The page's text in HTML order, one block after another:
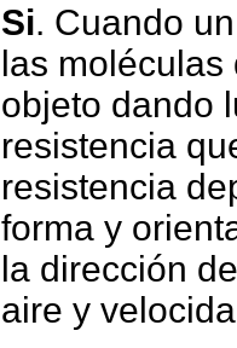
Si. Cuando
las moléculas
objeto dando
resistencia
resistencia
forma y
la dirección
aire y